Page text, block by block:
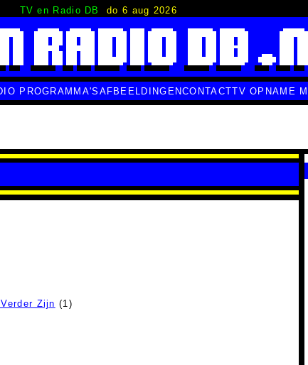
TV en Radio DB do 6 aug 2026
PROGRAMMA'SAFBEELDINGENCONTACTTV OPNAME
Zijn (1)